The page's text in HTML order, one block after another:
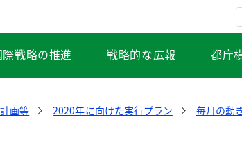
際戦略の推進 戦略的な広報 都庁
画等 2020年に向けた実行プラン 毎月の動